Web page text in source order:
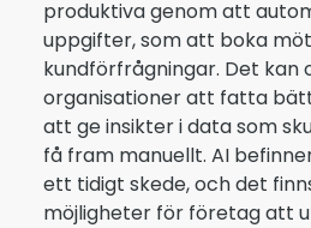
produktiva genom att
uppgifter, som att boka
kundförfrågningar. Det kan
organisationer att fatta
att ge insikter i data som
få fram manuellt. AI
ett tidigt skede, och det
möjligheter för företag att